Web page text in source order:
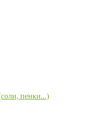
пенки...)